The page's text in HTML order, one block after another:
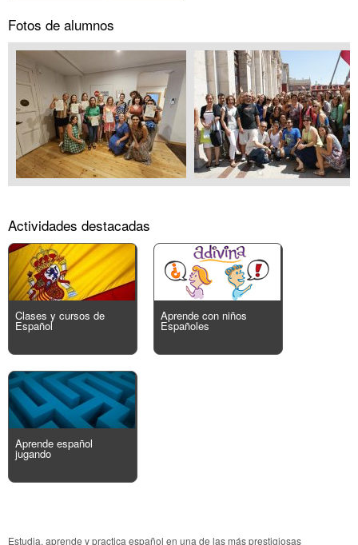
Fotos de alumnos
Actividades destacadas
Clases y cursos de
Español
Aprende con niños
Españoles
Aprende español
jugando
Estudia, aprende y practica español en una de las más prestigiosas